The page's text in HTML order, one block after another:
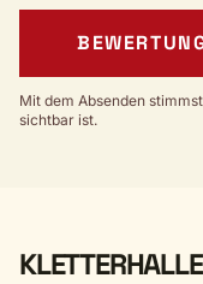
Mit dem Absenden
sichtbar ist.